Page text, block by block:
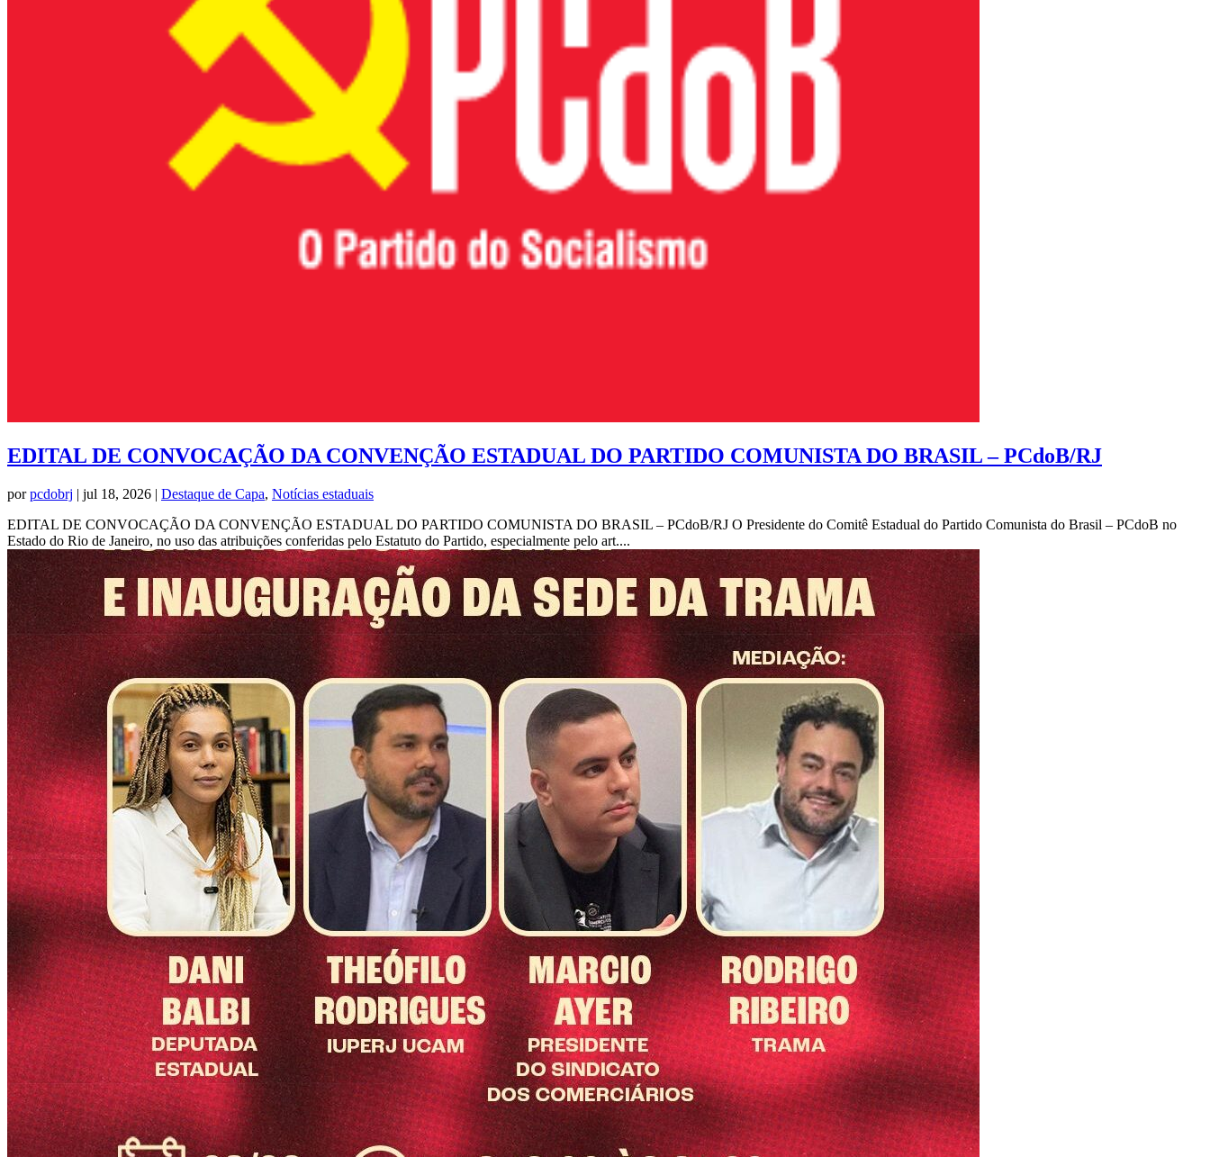
EDITAL DE CONVOCAÇÃO DA CONVENÇÃO ESTADUAL DO PARTIDO COMUNISTA DO BRASIL – PCdoB/RJ
porpcdobrj | jul 18, 2026 | Destaque de Capa, Notícias estaduais
EDITAL DE CONVOCAÇÃO DA CONVENÇÃO ESTADUAL DO PARTIDO COMUNISTA DO BRASIL – PCdoB/RJ O Presidente do Comitê Estadual do Partido Comunista do Brasil – PCdoB no
Estado do Rio de Janeiro, no uso das atribuições conferidas pelo Estatuto do Partido, especialmente pelo art....